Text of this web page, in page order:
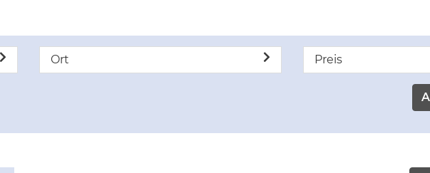
Ort Preis